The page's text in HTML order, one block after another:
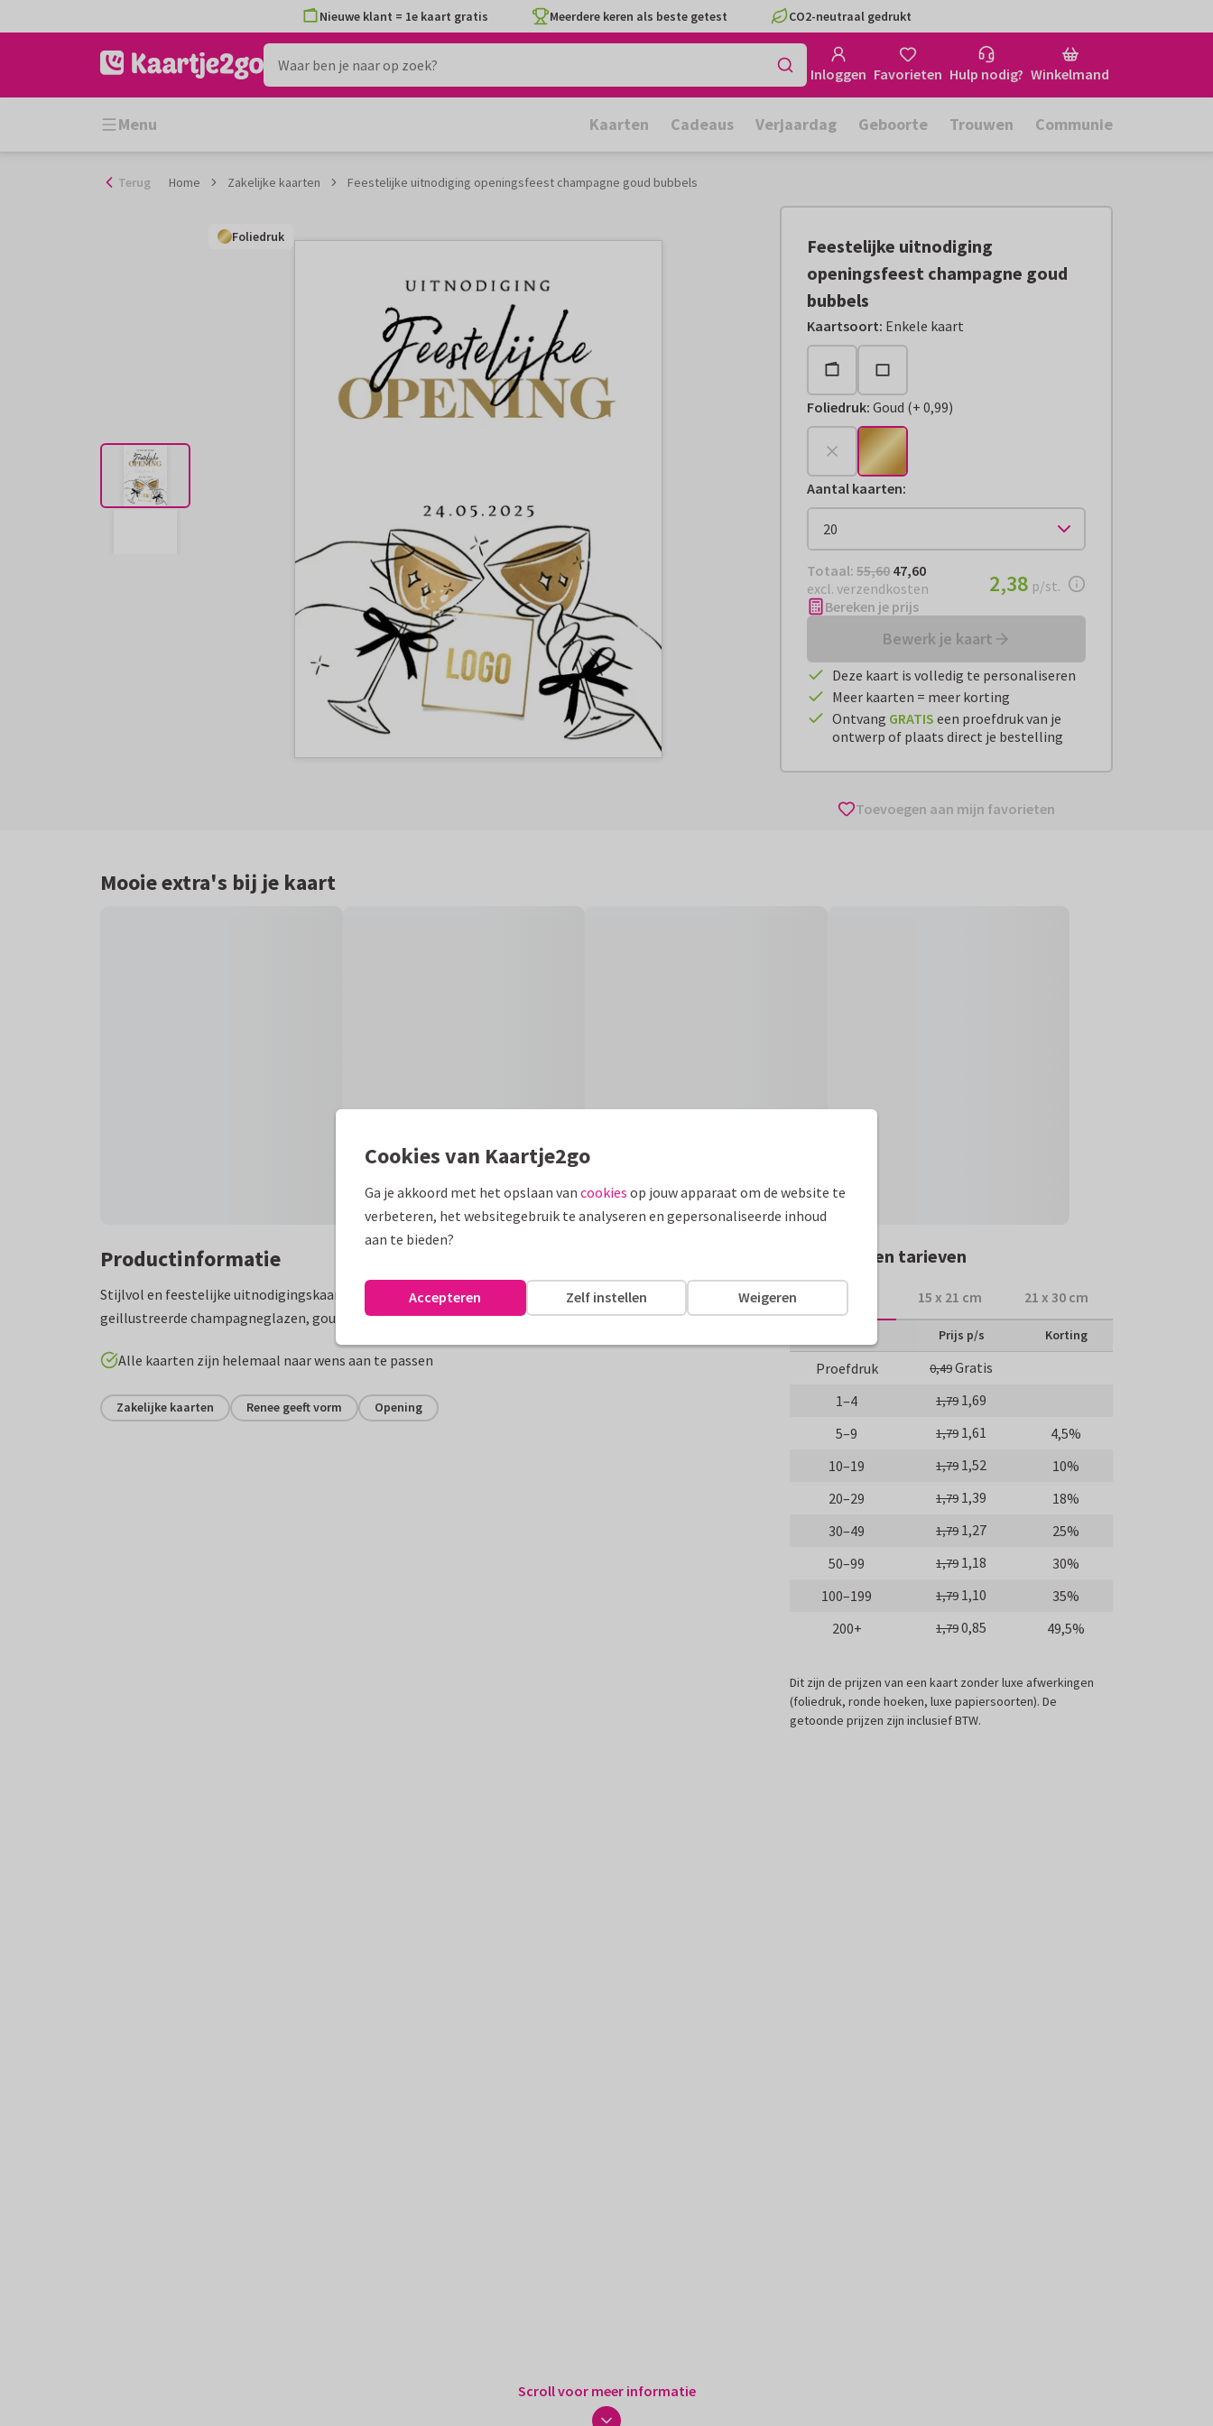
naar
Nieuwe klant = 1e kaart gratis Meerdere keren als beste getest CO2-neutraal gedrukt
Inloggen Favorieten Hulp nodig? Winkelmand
Menu Kaarten Cadeaus Verjaardag Geboorte Trouwen Communie
Terug Home Zakelijke kaarten Feestelijke uitnodiging openingsfeest champagne goud bubbels
Foliedruk
Foliedruk
Feestelijke uitnodiging
openingsfeest champagne goud
bubbels
Kaartsoort: Enkele kaart
Foliedruk:Goud (
+€ 0,99
+ 0,99)
Aantal kaarten:
Totaal: € 47,60
Totaal: 55,60 47,60
excl. verzendkosten
€ 2,38per stuk
2,38 p/st.
Bereken je prijs
Bewerk je kaart
Deze kaart is volledig te personaliseren
Meer kaarten = meer korting
Ontvang GRATIS een proefdruk van je
ontwerp of plaats direct je bestelling
Toevoegen aan mijn favorieten
Mooie extra's bij je kaart
Productinformatie
Stijlvol en feestelijke uitnodigingskaart opening nieuw bedrijfspand
geillustreerde champagneglazen, gouden accenten en logo op voorzijde
Alle kaarten zijn helemaal naar wens aan te passen
Zakelijke kaarten Renee geeft vorm Opening
Formaten en tarieven
15 x 21 cm 21 x 30 cm
Prijs p/s Korting
Proefdruk 0,49Gratis
1–4
1,79 1,69
5–9
1,79 1,61
4,5%
10–19
1,79 1,52
10%
20–29
1,79 1,39
18%
30–49
1,79 1,27
25%
50–99
1,79 1,18
30%
100–199
1,79 1,10
35%
200+
1,790,85 49,5%
Dit zijn de prijzen van een kaart zonder luxe afwerkingen
(foliedruk, ronde hoeken, luxe papiersoorten). De
getoonde prijzen zijn inclusief BTW.
Scroll voor meer informatie
Cookies van Kaartje2go
Ga je akkoord met het opslaan van cookies op jouw apparaat om de website te
verbeteren, het websitegebruik te analyseren en gepersonaliseerde inhoud
aan te bieden?
Weigeren
Zelf instellen
Accepteren